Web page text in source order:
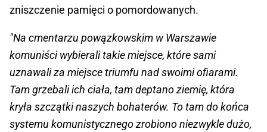
zniszczenie pamięci o pomordowanych.
"Na cmentarzu powązkowskim w Warszawie
komuniści wybierali takie miejsce, które sami
uznawali za miejsce triumfu nad swoimi ofiarami.
Tam grzebali ich ciała, tam deptano ziemię, która
kryła szczątki naszych bohaterów. To tam do końca
systemu komunistycznego zrobiono niezwykle dużo,